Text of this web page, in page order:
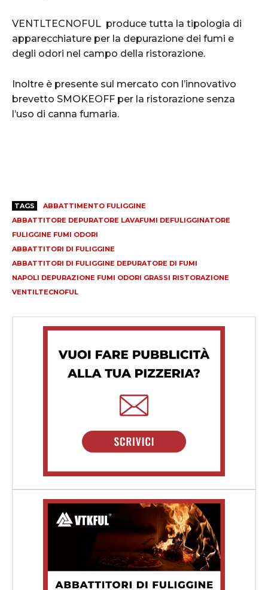
VENTLTECNOFUL produce tutta la tipologia di
apparecchiature per la depurazione dei fumi e
degli odori nel campo della ristorazione.
Inoltre è presente sul mercato con l’innovativo
brevetto SMOKEOFF per la ristorazione senza
l’uso di canna fumaria.
TAGS
ABBATTIMENTO FULIGGINE
ABBATTITORE DEPURATORE LAVAFUMI DEFULIGGINATORE
FULIGGINE FUMI ODORI
ABBATTITORI DI FULIGGINE
ABBATTITORI DI FULIGGINE DEPURATORE DI FUMI
NAPOLI DEPURAZIONE FUMI ODORI GRASSI RISTORAZIONE
VENTILTECNOFUL